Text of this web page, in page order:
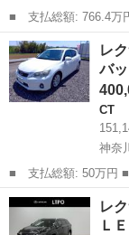
■ 支払総額: 766.4万円 ■ 車両本体価格： 7,500,000 円 ■ メーカ
ー名： レクサス ■
ｈ＋ バージョンＬ
フルセグ...
東京 杉並区
レ
バ
CT
神奈
■ 支払総額: 50万円 ■ 車両本体価格： 400,000 円 ■ メーカー
名： レクサス ■ 車
ｈ 純正ナビＴＶ＆バ
ートヒーター ■ ...
神奈川 川崎市
レ
Ｌ